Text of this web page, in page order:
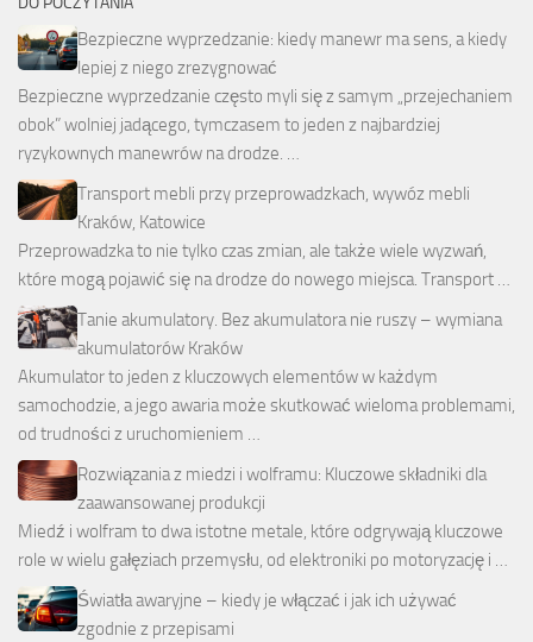
Bezpieczne wyprzedzanie: kiedy manewr ma sens, a kiedy
lepiej z niego zrezygnować
Bezpieczne wyprzedzanie często myli się z samym „przejechaniem
obok” wolniej jadącego, tymczasem to jeden z najbardziej
ryzykownych manewrów na drodze. …
Transport mebli przy przeprowadzkach, wywóz mebli
Kraków, Katowice
Przeprowadzka to nie tylko czas zmian, ale także wiele wyzwań,
które mogą pojawić się na drodze do nowego miejsca. Transport …
Tanie akumulatory. Bez akumulatora nie ruszy – wymiana
akumulatorów Kraków
Akumulator to jeden z kluczowych elementów w każdym
samochodzie, a jego awaria może skutkować wieloma problemami,
od trudności z uruchomieniem …
Rozwiązania z miedzi i wolframu: Kluczowe składniki dla
zaawansowanej produkcji
Miedź i wolfram to dwa istotne metale, które odgrywają kluczowe
role w wielu gałęziach przemysłu, od elektroniki po motoryzację i …
Światła awaryjne – kiedy je włączać i jak ich używać
zgodnie z przepisami